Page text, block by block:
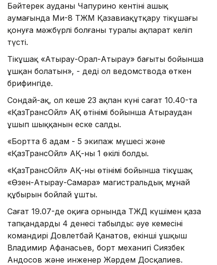
Бәйтерек ауданы Чапурино кентінің ашық
аумағында Ми-8 ТЖМ Қазавиақұтқару тікұшағы
қонуға мәжбүрлі болғаны туралы ақпарат келіп
түсті.
Тікұшақ «Атырау-Орал-Атырау» бағыты бойынша
ұшқан болатын», - деді ол ведомствода өткен
брифингіде.
Сондай-ақ, ол кеше 23 ақпан күні сағат 10.40-та
«ҚазТрансОйл» АҚ өтінімі бойынша Атыраудан
ұшып шыққанын еске салды.
«Бортта 6 адам - 5 экипаж мүшесі және
«ҚазТрансОйл» АҚ-ның 1 өкілі болды.
«ҚазТрансОйл» АҚ-ның өтінімі бойынша тікұшақ
«Өзен-Атырау-Самара» магистральдық мұнай
құбырын бойлай ұшты.
Сағат 19.07-де оқиға орнында ТЖД күшімен қаза
тапқандардың 4 денесі табылды: әуе кемесінің
командирі Довлетбай Қанатов, екінші ұшқыш
Владимир Афанасьев, борт механигі Сиязбек
Андосов және инженер Жәрдем Досқалиев.